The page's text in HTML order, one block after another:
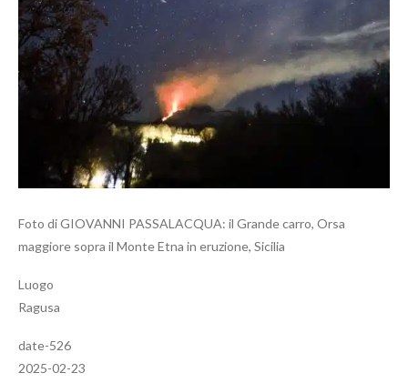
Foto di GIOVANNI PASSALACQUA: il Grande carro, Orsa
maggiore sopra il Monte Etna in eruzione, Sicilia
Luogo
Ragusa
date-526
2025-02-23